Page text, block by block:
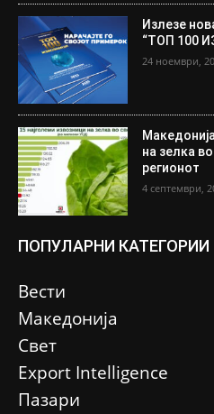
Излезе
“ТОП 100
24 ноември,
на зелка
регионот
4 септември,
ПОПУЛАРНИ КАТЕГОРИИ
Вести
Македонија
Свет
Еxport Intelligence
Пазари